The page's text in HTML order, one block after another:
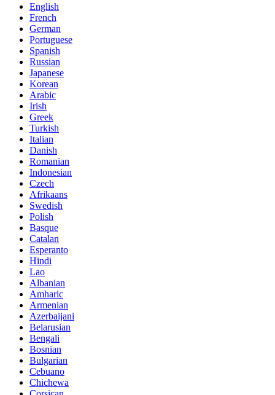
English
French
German
Portuguese
Spanish
Russian
Japanese
Korean
Arabic
Irish
Greek
Turkish
Italian
Danish
Romanian
Indonesian
Czech
Afrikaans
Swedish
Polish
Basque
Catalan
Esperanto
Hindi
Lao
Albanian
Amharic
Armenian
Azerbaijani
Belarusian
Bengali
Bosnian
Bulgarian
Cebuano
Chichewa